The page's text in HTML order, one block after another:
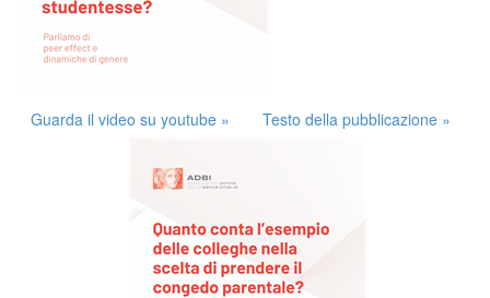
Guarda il video su youtube » Testo della pubblicazione »